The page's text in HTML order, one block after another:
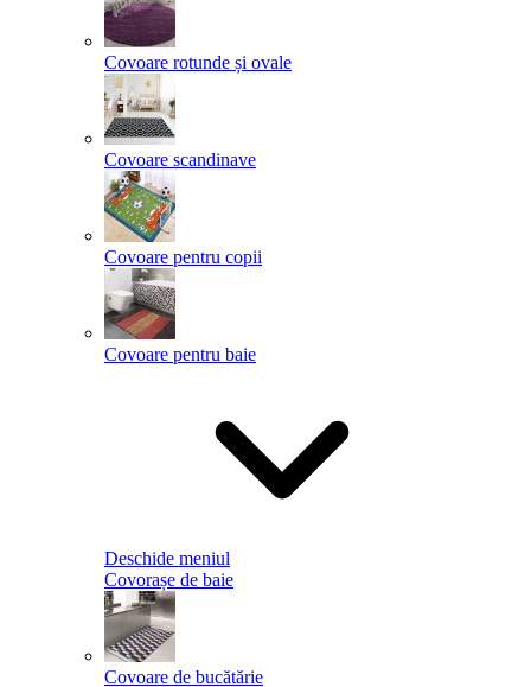
Covoare rotunde și ovale
Covoare scandinave
Covoare pentru copii
Covoare pentru baie
Deschide meniul
Covorașe de baie
Covoare de bucătărie